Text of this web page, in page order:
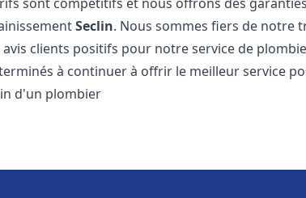
Seclin. Nous sommes fiers de notre
clients positifs pour notre service de
à continuer à offrir le meilleur service
d'un plombier